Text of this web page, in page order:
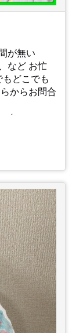
が無い
など お忙
どこでも
からお問合